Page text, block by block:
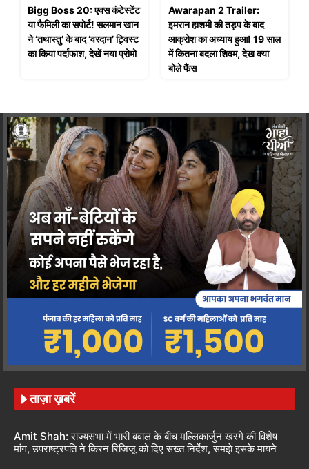
Bigg Boss 20: एक्स कंटेस्टेंट
या फैमिली का सपोर्ट! सलमान खान
ने ‘तथास्तु’ के बाद ‘वरदान’ ट्विस्ट
का किया पर्दाफाश, देखें नया प्रोमो
Awarapan 2 Trailer:
इमरान हाशमी की तड़प के बाद
आक्रोश का अध्याय हुआ! 19 साल
में कितना बदला शिवम, देख क्या
बोले फैंस
ताज़ा ख़बरें
Amit Shah: राज्यसभा में भारी बवाल के बीच मल्लिकार्जुन खरगे की विशेष
मांग, उपराष्ट्रपति ने किरन रिजिजू को दिए सख्त निर्देश, समझे इसके मायने